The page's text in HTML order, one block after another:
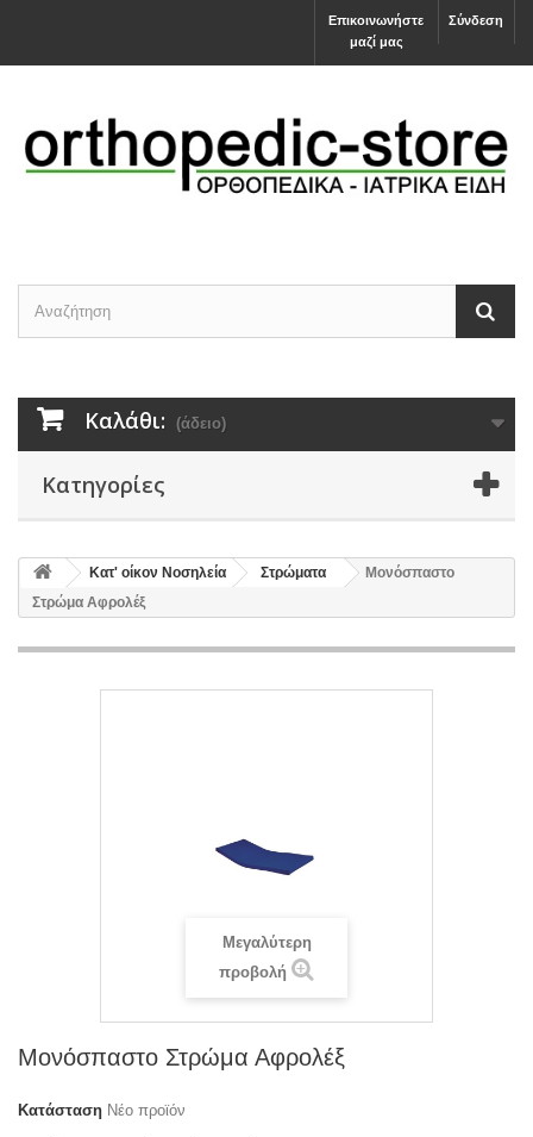
Σύνδεση
Επικοινωνήστε
μαζί μας
Καλάθι: (άδειο)
Κατηγορίες
Κατ' οίκον Νοσηλεία Στρώματα
Μονόσπαστο
Στρώμα Αφρολέξ
Μεγαλύτερη
προβολή
Μονόσπαστο Στρώμα Αφρολέξ
Κατάσταση Νέο προϊόν